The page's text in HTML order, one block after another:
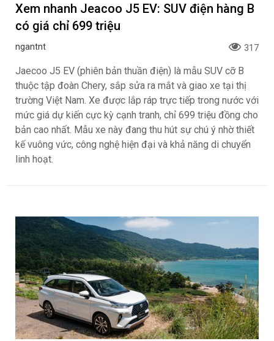
Xem nhanh Jeacoo J5 EV: SUV điện hàng B
có giá chỉ 699 triệu
ngantnt 317
Jaecoo J5 EV (phiên bản thuần điện) là mẫu SUV cỡ B
thuộc tập đoàn Chery, sắp sửa ra mắt và giao xe tại thị
trường Việt Nam. Xe được lắp ráp trực tiếp trong nước với
mức giá dự kiến cực kỳ cạnh tranh, chỉ 699 triệu đồng cho
bản cao nhất. Mẫu xe này đang thu hút sự chú ý nhờ thiết
kế vuông vức, công nghệ hiện đại và khả năng di chuyển
linh hoạt.